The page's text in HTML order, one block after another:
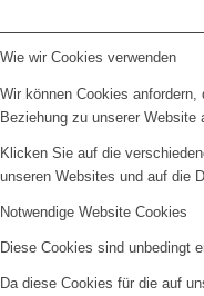
Wie wir Cookies verwenden
Wir können Cookies
Beziehung zu unserer Website
Klicken Sie auf die
unseren Websites und auf die
Notwendige Website Cookies
Diese Cookies sind unbedingt
Da diese Cookies für die auf